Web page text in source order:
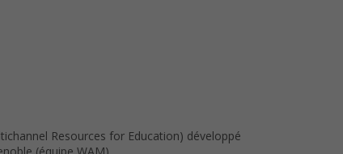
Resources for Education) développé